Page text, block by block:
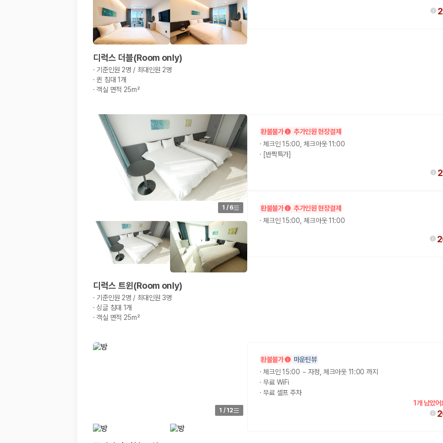
디럭스 더블(Room only)
· 기준인원 2명 / 최대인원 2명
·퀸 침대 1개
·객실 면적 25m²
1 /6
디럭스 트윈(Room only)
· 기준인원 2명 / 최대인원 3명
·싱글 침대 1개
·객실 면적 25m²
환불불가
추가인원 현장결제
·체크인 15:00, 체크아웃 11:00
· [반짝특가]
환불불가
추가인원 현장결제
·체크인 15:00, 체크아웃 11:00
1 / 12
환불불가
마운틴뷰
·체크인 15:00 ~ 자정, 체크아웃 11:00 까지
· 무료 WiFi
· 무료 셀프 주차
1개 남았어